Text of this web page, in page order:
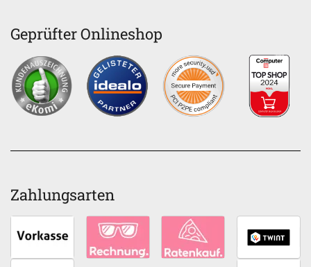
Geprüfter Onlineshop
Zahlungsarten